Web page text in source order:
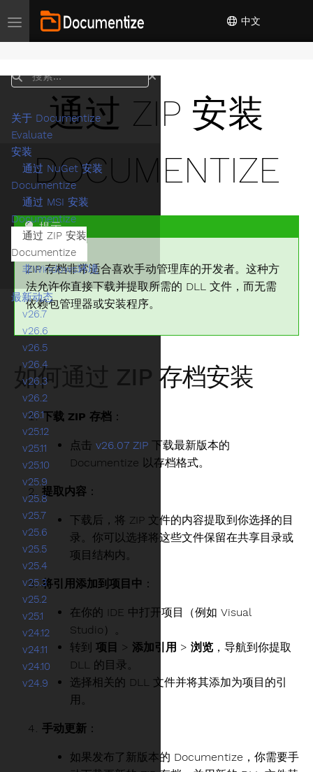
Toggle navigation 中文
通过 ZIP 安装
DOCUMENTIZE
提示
ZIP 存档非常适合喜欢手动管理库的开发者。这种方
法允许你直接下载并提取所需的 DLL 文件，而无需
依赖包管理器或安装程序。
如何通过 ZIP 存档安装
下载 ZIP 存档 ：
点击 v26.07 ZIP 下载最新版本的
Documentize 以存档格式。
提取内容 ：
下载后，将 ZIP 文件的内容提取到你选择的目
录。你可以选择将这些文件保留在共享目录或
项目结构内。
将引用添加到项目中 ：
在你的 IDE 中打开项目（例如 Visual
Studio）。
转到 项目 > 添加引用 > 浏览 ，导航到你提取
DLL 的目录。
选择相关的 DLL 文件并将其添加为项目的引
用。
手动更新 ：
如果发布了新版本的 Documentize，你需要手
搜索
关于 Documentize
Evaluate
安装
通过 NuGet 安装
Documentize
通过 MSI 安装
Documentize
通过 ZIP 安装
Documentize
非Windows环境
最新动态
v26.7
v26.6
v26.5
v26.4
v26.3
v26.2
v26.1
v25.12
v25.11
v25.10
v25.9
v25.8
v25.7
v25.6
v25.5
v25.4
v25.3
v25.2
v25.1
v24.12
v24.11
v24.10
v24.9